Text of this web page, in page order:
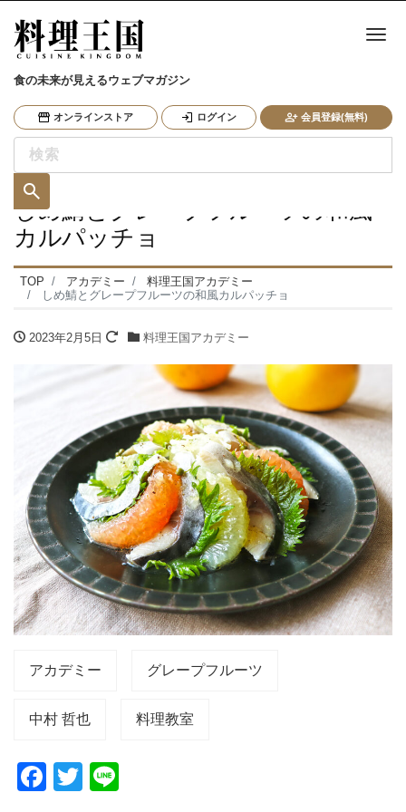
食の未来が見えるウェブマガジン
オンラインストア ログイン 会員登録(無料)
ナ
しめ鯖とグレープフルーツの和風
カルパッチョ
TOP アカデミー
料理王国アカデミー
しめ鯖とグレープフルーツの和風カルパッチョ
2023年2月5日 料理王国アカデミー
アカデミー グレープフルーツ
中村 哲也 料理教室
F
T